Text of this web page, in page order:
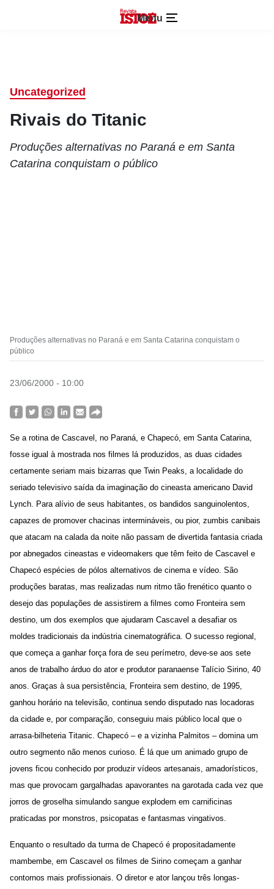
Menu
Uncategorized
Rivais do Titanic
Produções alternativas no Paraná e em Santa
Catarina conquistam o público
Produções alternativas no Paraná e em Santa Catarina conquistam o
público
23/06/2000 - 10:00
Se a rotina de Cascavel, no Paraná, e Chapecó, em Santa Catarina,
fosse igual à mostrada nos filmes lá produzidos, as duas cidades
certamente seriam mais bizarras que Twin Peaks, a localidade do
seriado televisivo saída da imaginação do cineasta americano David
Lynch. Para alívio de seus habitantes, os bandidos sanguinolentos,
capazes de promover chacinas intermináveis, ou pior, zumbis canibais
que atacam na calada da noite não passam de divertida fantasia criada
por abnegados cineastas e videomakers que têm feito de Cascavel e
Chapecó espécies de pólos alternativos de cinema e vídeo. São
produções baratas, mas realizadas num ritmo tão frenético quanto o
desejo das populações de assistirem a filmes como Fronteira sem
destino, um dos exemplos que ajudaram Cascavel a desafiar os
moldes tradicionais da indústria cinematográfica. O sucesso regional,
que começa a ganhar força fora de seu perímetro, deve-se aos sete
anos de trabalho árduo do ator e produtor paranaense Talício Sirino, 40
anos. Graças à sua persistência, Fronteira sem destino, de 1995,
ganhou horário na televisão, continua sendo disputado nas locadoras
da cidade e, por comparação, conseguiu mais público local que o
arrasa-bilheteria Titanic. Chapecó – e a vizinha Palmitos – domina um
outro segmento não menos curioso. É lá que um animado grupo de
jovens ficou conhecido por produzir vídeos artesanais, amadorísticos,
mas que provocam gargalhadas apavorantes na garotada cada vez que
jorros de groselha simulando sangue explodem em carnificinas
praticadas por monstros, psicopatas e fantasmas vingativos.
Enquanto o resultado da turma de Chapecó é propositadamente
mambembe, em Cascavel os filmes de Sirino começam a ganhar
contornos mais profissionais. O diretor e ator lançou três longas-